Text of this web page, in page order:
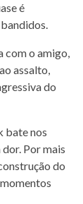
é
com o amigo,
assalto,
do
bate nos
Por mais
do